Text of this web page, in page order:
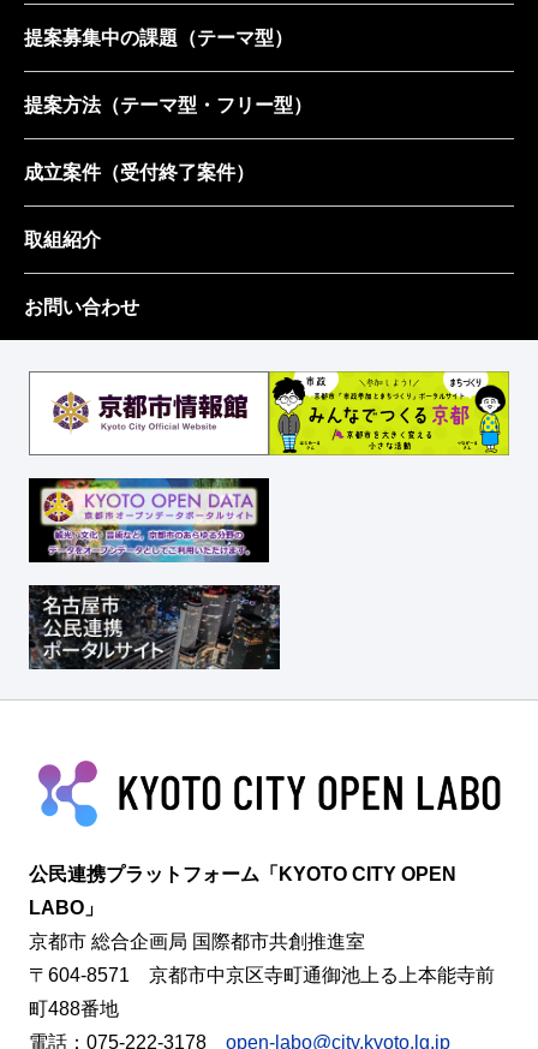
提案募集中の課題 （テーマ型）
提案方法（テーマ型・フリー型）
成立案件（受付終了案件）
取組紹介
お問い合わせ
公民連携プラットフォーム「KYOTO CITY OPEN
LABO」
京都市 総合企画局 国際都市共創推進室
〒604-8571 京都市中京区寺町通御池上る上本能寺前
町488番地
電話：075-222-3178 open-labo@city.kyoto.lg.jp